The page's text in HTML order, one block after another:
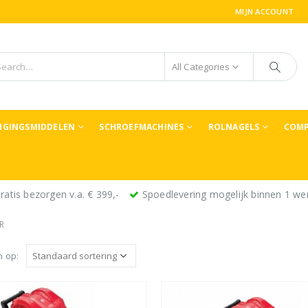
MIJN ACCOUNT
All Categories
SCHROEFMACHINES ROLNAGELS
bezorgen v.a. € 399,- Spoedlevering mogelijk binnen 1
op: